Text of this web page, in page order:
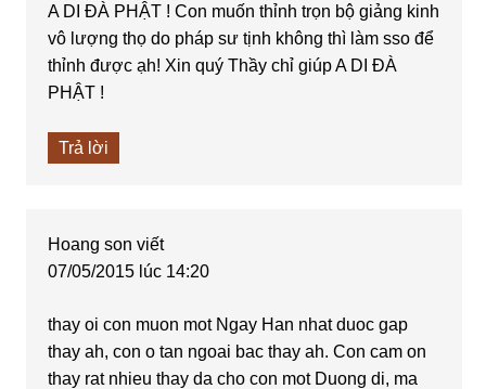
A DI ĐÀ PHẬT ! Con muốn thỉnh trọn bộ giảng kinh
vô lượng thọ do pháp sư tịnh không thì làm sso để
thỉnh được ạh! Xin quý Thầy chỉ giúp A DI ĐÀ
PHẬT !
Trả lời
Hoang son viết
07/05/2015 lúc 14:20
thay oi con muon mot Ngay Han nhat duoc gap
thay ah, con o tan ngoai bac thay ah. Con cam on
thay rat nhieu thay da cho con mot Duong di, ma